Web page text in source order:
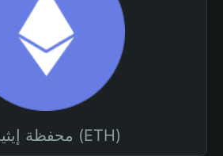
محفظة إيثيريوم (ETH)